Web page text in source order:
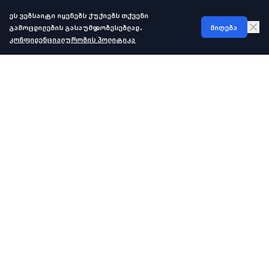
ეს ვებსაიტი იყენებს ქუქიებს თქვენი
გამოცდილების გასაუმჯობესებლად.
კონფიდენციალურობის პოლიტიკა
მიღება